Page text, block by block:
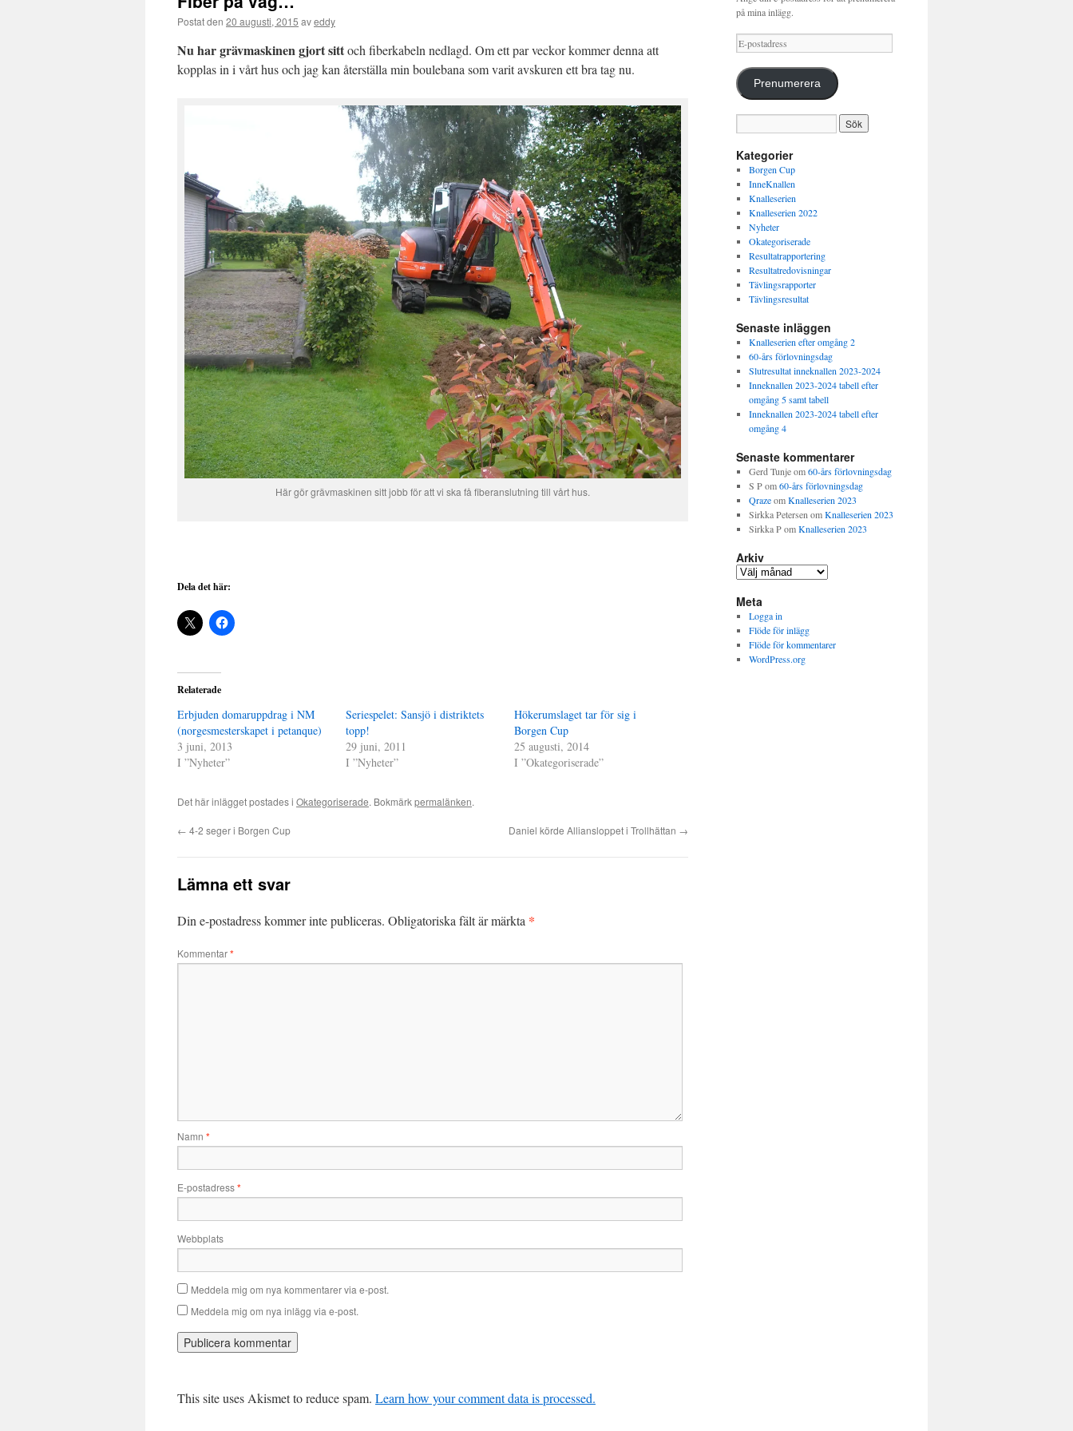
Postat den 20 augusti, 2015 aveddy
Nu har grävmaskinen gjort sittoch fiberkabeln nedlagd. Om ett par veckor kommer denna att
kopplas in i vårt hus och jag kan återställa min boulebana som varit avskuren ett bra tag nu.
Här gör grävmaskinen sitt jobb för att vi ska få fiberanslutning till vårt hus.
Dela det här:
Relaterade
Erbjuden domaruppdrag i NM
(norgesmesterskapet i petanque)
3 juni, 2013
I ”Nyheter”
Seriespelet: Sansjö i distriktets
topp!
29 juni, 2011
I ”Nyheter”
Hökerumslaget tar för sig i
Borgen Cup
25 augusti, 2014
I ”Okategoriserade”
Det här inlägget postades i Okategoriserade. Bokmärkpermalänken.
← 4-2 seger i Borgen Cup Daniel körde Alliansloppet i Trollhättan →
Lämna ett svar
Din e-postadress kommer inte publiceras. Obligatoriska fält är märkta *
Kommentar*
Namn *
E-postadress*
Webbplats
Meddela mig om nya kommentarer via e-post.
Meddela mig om nya inlägg via e-post.
This site uses Akismet to reduce spam. Learn how your comment data is processed.
på mina inlägg.
E-
postadress
Prenumerera
Kategorier
Borgen Cup
InneKnallen
Knalleserien
Knalleserien 2022
Nyheter
Okategoriserade
Resultatrapportering
Resultatredovisningar
Tävlingsrapporter
Tävlingsresultat
Senaste inläggen
Knalleserien efter omgång 2
60-års förlovningsdag
Slutresultat inneknallen 2023-2024
Inneknallen 2023-2024 tabell efter
omgång 5 samt tabell
Inneknallen 2023-2024 tabell efter
omgång 4
Senaste kommentarer
Gerd Tunjeom60-års förlovningsdag
S Pom60-års förlovningsdag
QrazeomKnalleserien 2023
Sirkka Petersen omKnalleserien 2023
Sirkka PomKnalleserien 2023
Arkiv
Arkiv
Meta
Logga in
Flöde för inlägg
Flöde för kommentarer
WordPress.org